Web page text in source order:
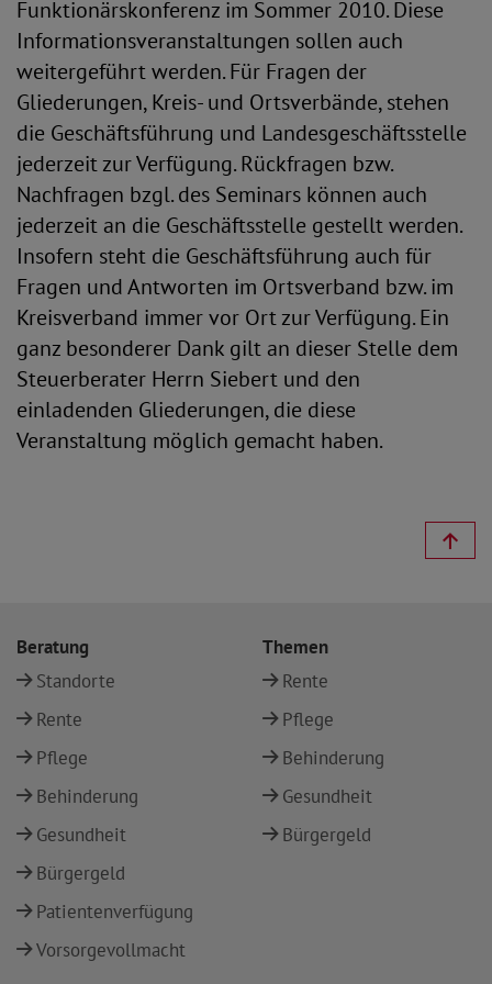
Funktionärskonferenz im Sommer 2010. Diese
Informationsveranstaltungen sollen auch
weitergeführt werden. Für Fragen der
Gliederungen, Kreis- und Ortsverbände, stehen
die Geschäftsführung und Landesgeschäftsstelle
jederzeit zur Verfügung. Rückfragen bzw.
Nachfragen bzgl. des Seminars können auch
jederzeit an die Geschäftsstelle gestellt werden.
Insofern steht die Geschäftsführung auch für
Fragen und Antworten im Ortsverband bzw. im
Kreisverband immer vor Ort zur Verfügung. Ein
ganz besonderer Dank gilt an dieser Stelle dem
Steuerberater Herrn Siebert und den
einladenden Gliederungen, die diese
Veranstaltung möglich gemacht haben.
Beratung
Standorte
Rente
Pflege
Behinderung
Gesundheit
Bürgergeld
Patientenverfügung
Vorsorgevollmacht
Themen
Rente
Pflege
Behinderung
Gesundheit
Bürgergeld